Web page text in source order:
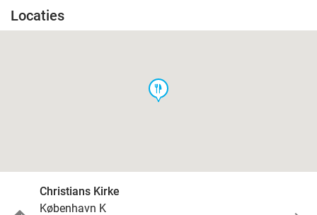
Locaties
food
Christians Kirke
København K